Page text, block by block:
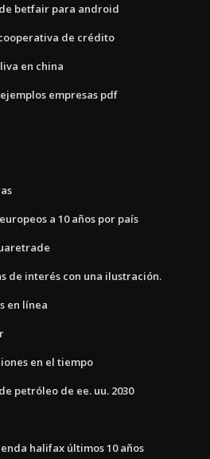
betfair para android
de crédito
en china
empresas pdf
a 10 años por país
de interés con una ilustración.
en línea
en el tiempo
petróleo de ee. uu. 2030
halifax últimos 10 años